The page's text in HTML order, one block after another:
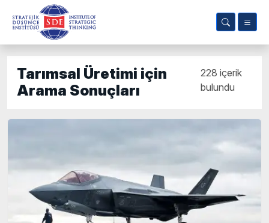
Tarımsal Üretimi için
Arama Sonuçları
228 içerik
bulundu